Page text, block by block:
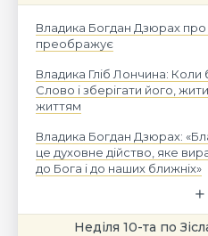
Владика Богдан Дзюрах
преображує
Владика Гліб Лончина:
Слово і зберігати його,
життям
Владика Богдан Дзюрах:
це духовне дійство, яке
до Бога і до наших ближніх»
Неділя 10-та по